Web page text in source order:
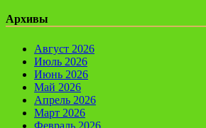
Архивы
Август 2026
Июль 2026
Июнь 2026
Май 2026
Апрель 2026
Март 2026
Февраль 2026